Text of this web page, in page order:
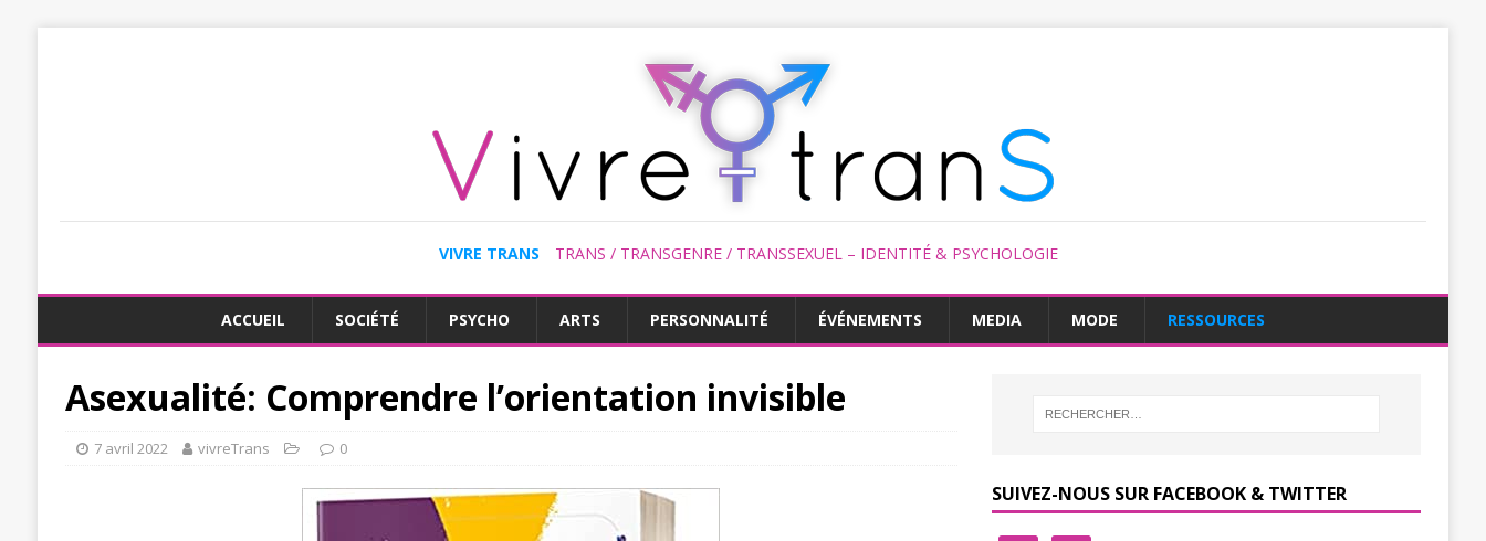
VIVRE TRANS TRANS / TRANSGENRE / TRANSSEXUEL – IDENTITÉ & PSYCHOLOGIE
ACCUEIL SOCIÉTÉ PSYCHO ARTS PERSONNALITÉ ÉVÉNEMENTS MEDIA MODE RESSOURCES
Asexualité: Comprendre l’orientation invisible
7 avril 2022 vivreTrans 0
SUIVEZ-NOUS SUR FACEBOOK & TWITTER